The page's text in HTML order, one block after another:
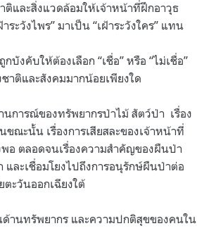
ติและสิ่งแวดล้อมให้เจ้าหน้าที่ฝึกอาวุธ
าระวังไพร” มาเป็น “เฝ้าระวังใคร” แทน
บังคับให้ต้องเลือก “เชื่อ” หรือ “ไม่เชื่อ”
าติและสังคมมากน้อยเพียงใด
นการณ์ของทรัพยากรป่าไม้ สัตว์ป่า เรื่อง
ณะนั้น เรื่องการเสียสละของเจ้าหน้าที่
อ ตลอดจนเรื่องความสำคัญของผืนป่า
ละเชื่อมโยงไปถึงการอนุรักษ์ผืนป่าต่อ
ะวันออกเฉียงใต้
านทรัพยากร และความปกติสุขของคนใน